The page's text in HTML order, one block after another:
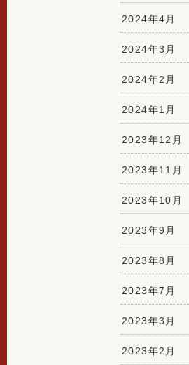
2024年4月
2024年3月
2024年2月
2024年1月
2023年12月
2023年11月
2023年10月
2023年9月
2023年8月
2023年7月
2023年3月
2023年2月